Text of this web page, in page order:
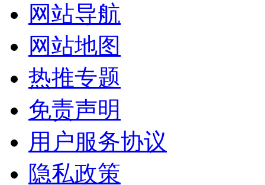
网站导航
网站地图
热推专题
免责声明
用户服务协议
隐私政策